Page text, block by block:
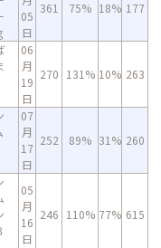
05
日
361 75% 18% 177
06
月
19
日
270 131% 10% 263
07
月
17
日
252 89% 31% 260
05
月
16
日
246 110% 77% 615